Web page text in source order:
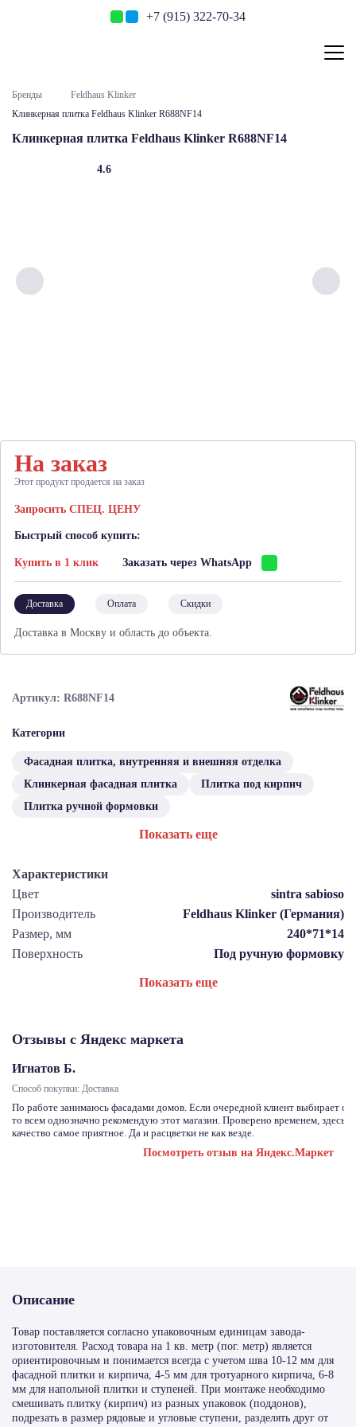
+7 (915) 322-70-34
Бренды
Feldhaus Klinker
Клинкерная плитка Feldhaus Klinker R688NF14
Клинкерная плитка Feldhaus Klinker R688NF14
4.6
Артикул: R688NF14
Категории
Фасадная плитка, внутренняя и внешняя отделка
Клинкерная фасадная плитка
Плитка под кирпич
Плитка ручной формовки
Показать еще
Характеристики
Цвет
sintra sabioso
Производитель
Feldhaus Klinker (Германия)
Размер, мм
240*71*14
Поверхность
Под ручную формовку
Показать еще
На заказ
Этот продукт продается на заказ
Запросить СПЕЦ. ЦЕНУ
Быстрый способ купить:
Купить в 1 клик Заказать через WhatsApp
Доставка Оплата Скидки
Доставка в Москву и область до объекта.
Отзывы с Яндекс маркета
Игнатов Б.
Способ покупки: Доставка
По работе занимаюсь фасадами домов. Если очередной клиент выбирает
то всем однозначно рекомендую этот магазин. Проверено временем, здесь
качество самое приятное. Да и расцветки не как везде.
Посмотреть отзыв на Яндекс.Маркет
Описание
Товар поставляется согласно упаковочным единицам завода-
изготовителя. Расход товара на 1 кв. метр (пог. метр) является
ориентировочным и понимается всегда с учетом шва 10-12 мм для
фасадной плитки и кирпича, 4-5 мм для тротуарного кирпича, 6-8
мм для напольной плитки и ступеней. При монтаже необходимо
смешивать плитку (кирпич) из разных упаковок (поддонов),
подрезать в размер рядовые и угловые ступени, разделять друг от